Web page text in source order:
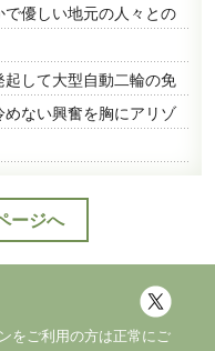
優しい地元の人々との
して大型自動二輪の免
ない興奮を胸にアリゾ
ージへ
をご利用の方は正常にご